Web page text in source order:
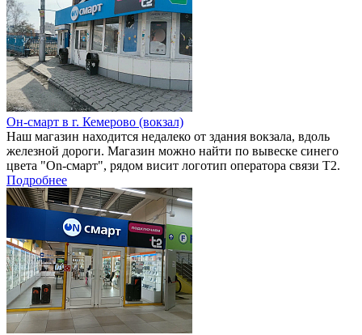
Он-смарт в г. Кемерово (вокзал)
Наш магазин находится недалеко от здания вокзала, вдоль
железной дороги. Магазин можно найти по вывеске синего
цвета "On-смарт", рядом висит логотип оператора связи Т2.
Подробнее